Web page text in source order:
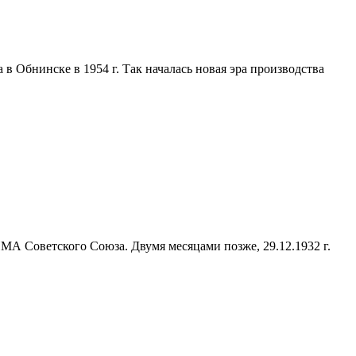
в 1954 г. Так началась новая эра производства
Советского Союза. Двумя месяцами позже, 29.12.1932 г.